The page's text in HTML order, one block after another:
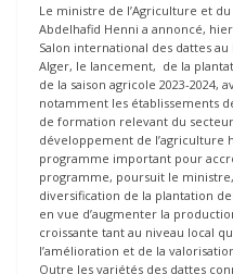
Le ministre de l’Agriculture et
Abdelhafid Henni a annoncé,
Salon international des dattes
Alger, le lancement, de la
de la saison agricole 2023-2024,
notamment les établissements
de formation relevant du
développement de l’agriculture
programme important pour
programme, poursuit le
diversification de la plantation
en vue d’augmenter la
croissante tant au niveau local
l’amélioration et de la
Outre les variétés des dattes